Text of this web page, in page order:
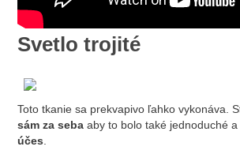
Svetlo trojité
Toto tkanie sa prekvapivo ľahko vykonáva.
sám za seba aby to bolo také jednoduché a
účes.